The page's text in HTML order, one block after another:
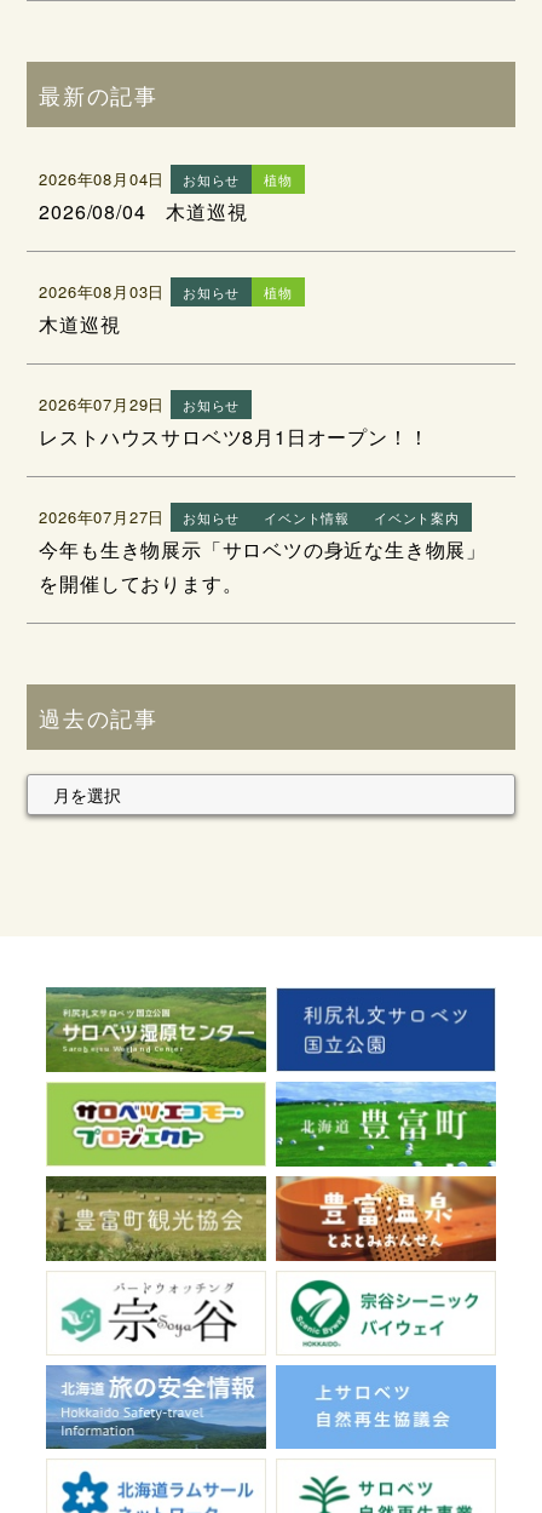
最新の記事
2026年08月04日 お知らせ 植物
2026/08/04 木道巡視
2026年08月03日 お知らせ 植物
木道巡視
2026年07月29日 お知らせ
レストハウスサロベツ8月1日オープン！！
2026年07月27日 お知らせ イベント情報 イベント案内
今年も生き物展示「サロベツの身近な生き物展」
を開催しております。
過去の記事